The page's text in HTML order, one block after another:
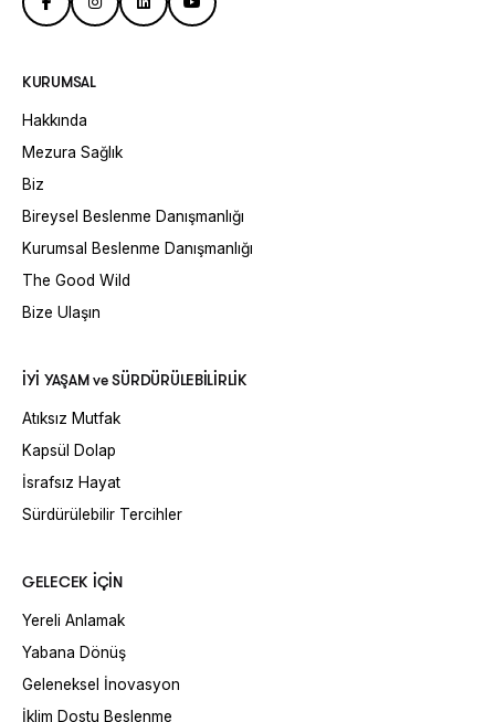
KURUMSAL
Hakkında
Mezura Sağlık
Biz
Bireysel Beslenme Danışmanlığı
Kurumsal Beslenme Danışmanlığı
The Good Wild
Bize Ulaşın
İYİ YAŞAM ve SÜRDÜRÜLEBİLİRLİK
Atıksız Mutfak
Kapsül Dolap
İsrafsız Hayat
Sürdürülebilir Tercihler
GELECEK İÇİN
Yereli Anlamak
Yabana Dönüş
Geleneksel İnovasyon
İklim Dostu Beslenme